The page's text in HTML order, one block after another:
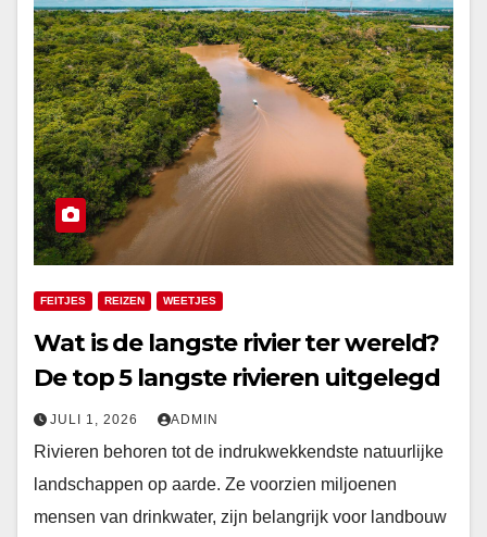
FEITJES REIZEN WEETJES
Wat is de langste rivier ter wereld?
De top 5 langste rivieren uitgelegd
JULI 1, 2026 ADMIN
Rivieren behoren tot de indrukwekkendste natuurlijke
landschappen op aarde. Ze voorzien miljoenen
mensen van drinkwater, zijn belangrijk voor landbouw